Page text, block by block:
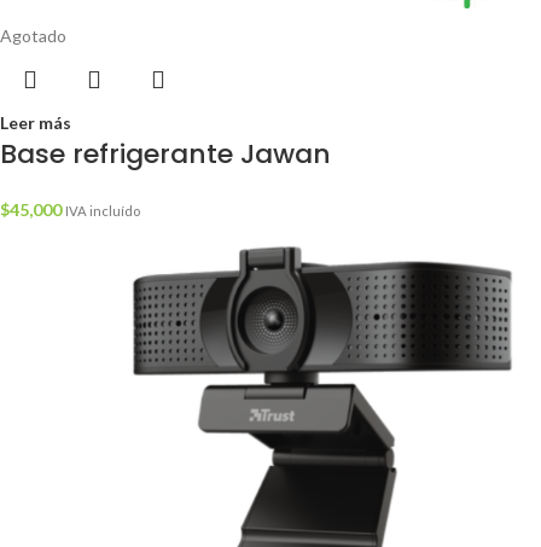
Agotado
Leer más
Base refrigerante Jawan
$45,000 IVA incluído